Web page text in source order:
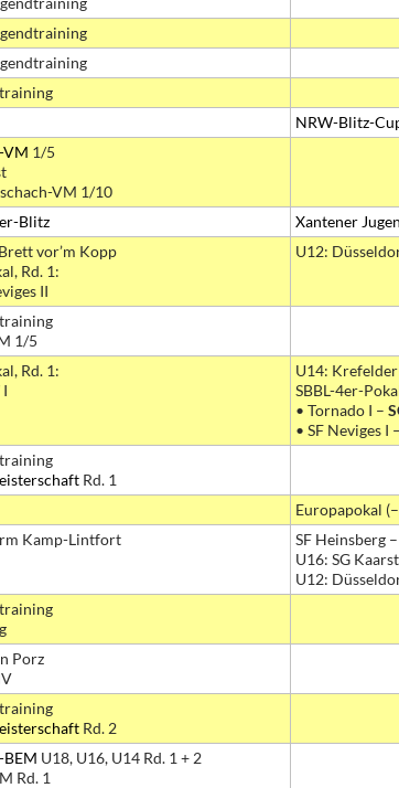
NRW-Blitz-
VM 1/5
VM 1/10
Blitz
Xantener
vor’m Kopp
Rd. 1:
II
U12:
1/5
Rd. 1:
I
U14: Krefelder
SBBL-4er-
• Tornado I –
• SF Neviges I –
Rd. 1
Europapokal
Kamp-Lintfort SF Heinsberg –
U16: SG
U12:
Porz
Rd. 2
BEM U18, U16, U14 Rd. 1 + 2
Rd. 1